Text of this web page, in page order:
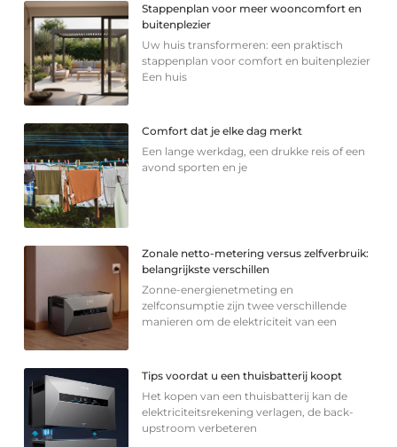
Stappenplan voor meer wooncomfort en
buitenplezier
Uw huis transformeren: een praktisch
stappenplan voor comfort en buitenplezier
Een huis
Comfort dat je elke dag merkt
Een lange werkdag, een drukke reis of een
avond sporten en je
Zonale netto-metering versus zelfverbruik:
belangrijkste verschillen
Zonne-energienetmeting en
zelfconsumptie zijn twee verschillende
manieren om de elektriciteit van een
Tips voordat u een thuisbatterij koopt
Het kopen van een thuisbatterij kan de
elektriciteitsrekening verlagen, de back-
upstroom verbeteren